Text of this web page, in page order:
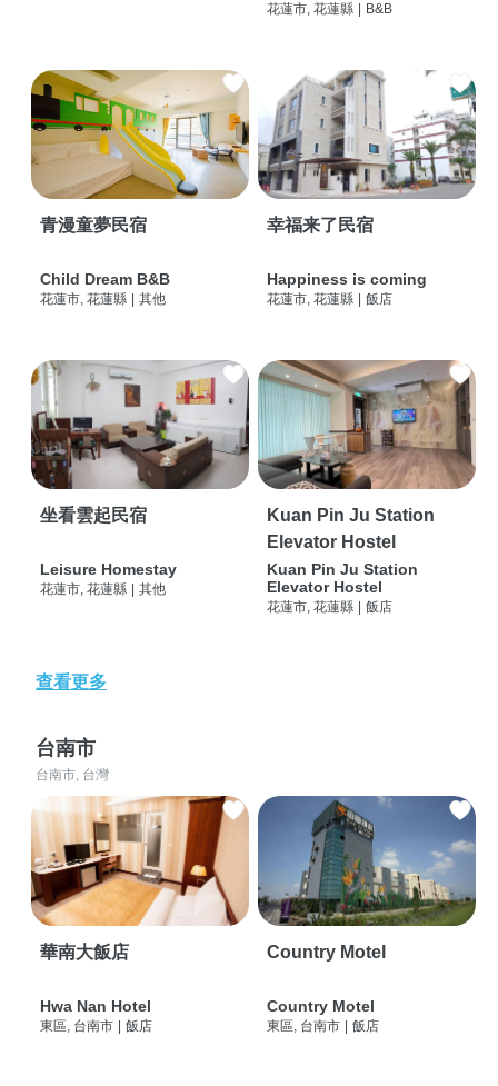
花蓮市, 花蓮縣 B&B
青漫童夢民宿
Child Dream B&B
花蓮市, 花蓮縣 其他
幸福来了民宿
Happiness is coming
花蓮市, 花蓮縣 飯店
坐看雲起民宿
Leisure Homestay
花蓮市, 花蓮縣 其他
Kuan Pin Ju Station
Elevator Hostel
Kuan Pin Ju Station
Elevator Hostel
花蓮市, 花蓮縣 飯店
查看更多
台南市
台南市, 台灣
華南大飯店
Hwa Nan Hotel
東區, 台南市 | 飯店
Country Motel
Country Motel
東區, 台南市 | 飯店